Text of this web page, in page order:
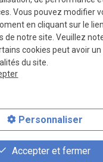
18h non-stop
SIRET :53164761800028
Politique de
Mentions légales
contact_page
Vous pouvez modifier
en cliquant sur le
de notre site. Veuillez
cookies peut avoir
du site.
Personnaliser
Accepter et fermer